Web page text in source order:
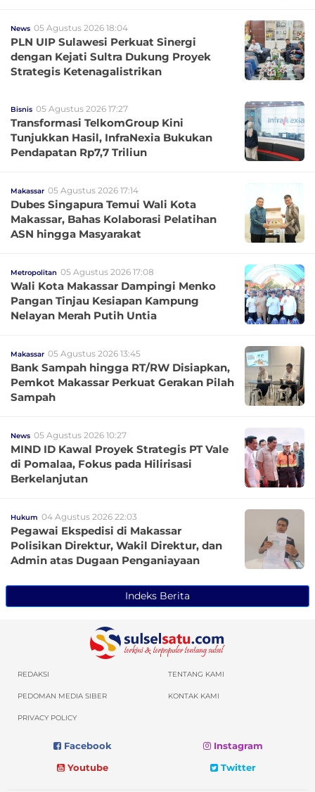
News 05 Agustus 2026 18:04
PLN UIP Sulawesi Perkuat Sinergi
dengan Kejati Sultra Dukung Proyek
Strategis Ketenagalistrikan
Bisnis 05 Agustus 2026 17:27
Transformasi TelkomGroup Kini
Tunjukkan Hasil, InfraNexia Bukukan
Pendapatan Rp7,7 Triliun
Makassar 05 Agustus 2026 17:14
Dubes Singapura Temui Wali Kota
Makassar, Bahas Kolaborasi Pelatihan
ASN hingga Masyarakat
Metropolitan 05 Agustus 2026 17:08
Wali Kota Makassar Dampingi Menko
Pangan Tinjau Kesiapan Kampung
Nelayan Merah Putih Untia
Makassar 05 Agustus 2026 13:45
Bank Sampah hingga RT/RW Disiapkan,
Pemkot Makassar Perkuat Gerakan Pilah
Sampah
News 05 Agustus 2026 10:27
MIND ID Kawal Proyek Strategis PT Vale
di Pomalaa, Fokus pada Hilirisasi
Berkelanjutan
Hukum 04 Agustus 2026 22:03
Pegawai Ekspedisi di Makassar
Polisikan Direktur, Wakil Direktur, dan
Admin atas Dugaan Penganiayaan
Indeks Berita
REDAKSI TENTANG KAMI
PEDOMAN MEDIA SIBER KONTAK KAMI
PRIVACY POLICY
Facebook
Instagram
Youtube
Twitter